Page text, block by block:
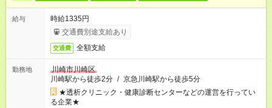
給与
時給1335円
交通費別途支給あり
交通費 全額支給
勤務地
川崎市川崎区
川崎駅から徒歩2分 / 京急川崎駅から徒歩5分
★透析クリニック・健康診断センターなどの運営を行ってい
る企業★